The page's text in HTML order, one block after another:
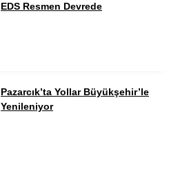
EDS Resmen Devrede
Pazarcık’ta Yollar Büyükşehir’le
Yenileniyor